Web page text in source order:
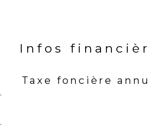
Infos
Caractéristiques Valeurs
Taxe foncière